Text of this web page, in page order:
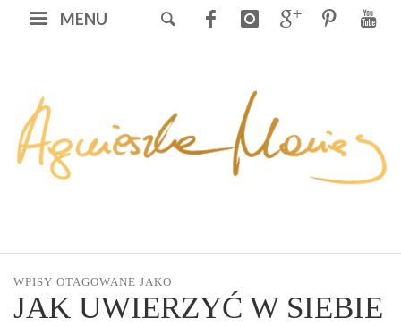
MENU
WPISY OTAGOWANE JAKO
JAK UWIERZYĆ W SIEBIE